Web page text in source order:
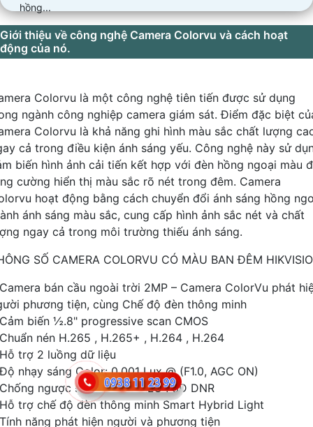
hồng...
Giới thiệu về công nghệ Camera Colorvu và cách hoạt
động của nó.
Colorvu là một công nghệ tiên tiến được sử dụng
ngành công nghiệp camera giám sát. Điểm đặc biệt
Colorvu là khả năng ghi hình màu sắc chất lượng
cả trong điều kiện ánh sáng yếu. Công nghệ này sử
biến hình ảnh cải tiến kết hợp với đèn hồng ngoại màu
cường hiển thị màu sắc rõ nét trong đêm. Camera
hoạt động bằng cách chuyển đổi ánh sáng hồng
ánh sáng màu sắc, cung cấp hình ảnh sắc nét và chất
ngay cả trong môi trường thiếu ánh sáng.
SỐ CAMERA COLORVU CÓ MÀU BAN ĐÊM
bán cầu ngoài trời 2MP – Camera ColorVu phát
phương tiện, cùng Chế độ đèn thông minh
biến ½.8" progressive scan CMOS
nén H.265 , H.265+ , H.264 , H.264
trợ 2 luồng dữ liệu
nhạy sáng Color: 0.001 Lux @ (F1.0, AGC ON)
ngược sáng DWD , BLC , 3D DNR
trợ chế độ đèn thông minh Smart Hybrid Light
năng phát hiện người và phương tiện